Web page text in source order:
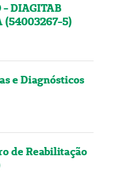
- DIAGITAB
(54003267-5)
e Diagnósticos
de Reabilitação